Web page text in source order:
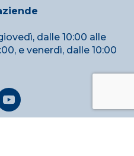
dalle 10:00 alle
e venerdì, dalle 10:00